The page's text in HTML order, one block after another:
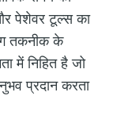
पेशेवर टूल्स का
तकनीक के
में निहित है जो
प्रदान करता